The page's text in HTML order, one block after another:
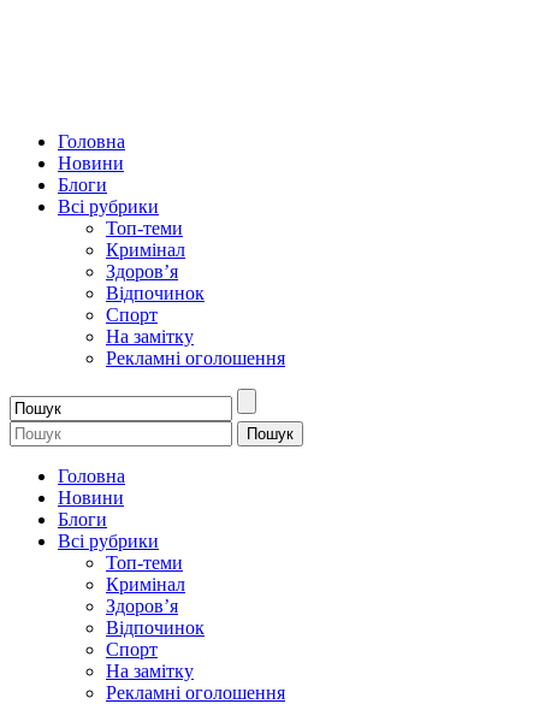
Головна
Новини
Блоги
Всі рубрики
Топ-теми
Кримінал
Здоров’я
Відпочинок
Спорт
На замітку
Рекламні оголошення
Головна
Новини
Блоги
Всі рубрики
Топ-теми
Кримінал
Здоров’я
Відпочинок
Спорт
На замітку
Рекламні оголошення